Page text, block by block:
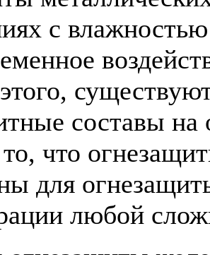
с
составы на
что
для
любой